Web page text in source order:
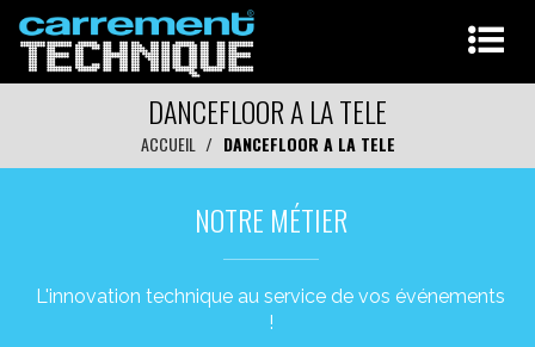
DANCEFLOOR A LA TELE
ACCUEIL DANCEFLOOR A LA TELE
NOTRE MÉTIER
L'innovation technique au service de vos événements
!